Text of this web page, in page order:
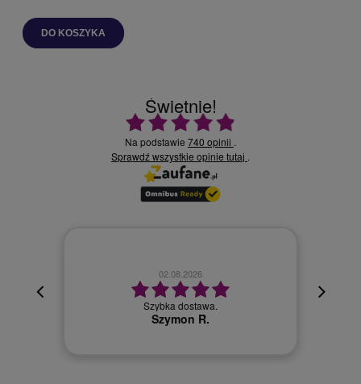
DO KOSZYKA
Świetnie!
Ocena średnia 4.9 na 5
Na podstawie 740 opinii .
Sprawdź wszystkie opinie tutaj .
02.08.2026
Szybka dostawa.
Szymon R.